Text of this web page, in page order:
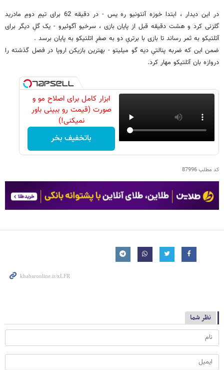
در این دیدار ، ابتدا خوزه آنتونیو ره یس - در دقیقه 62 برای تیمِ دومِ مادرید
گلزنی کرد و هشت دقیقه قبل از پایان بازی ، سرخیو آگوئیرو - یک گلِ دیگر برای
آتلتیکو به ثمر رساند تا بازی با برتریِ دو به صفڕ اتلتیکو به پایان برسد .
ضمن این که ضربه پنالتیِ دیه گو میلیتو - بهترین بازیکن اروپا در فصل گذشته را
دروازه بان آتلتیکو مهار کرد.
ابزار کامل برای اصلاح مو و
صورت (قیمت رو ببینی باور
نمیکنی!)
باتخفیف بخر
کد مطلب87996
نظر شما